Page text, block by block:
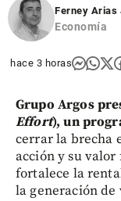
Ferney Arias
Economía
hace 3 horas
Grupo Argos
Effort), un
cerrar la brecha
acción y su
fortalece la
la generación de